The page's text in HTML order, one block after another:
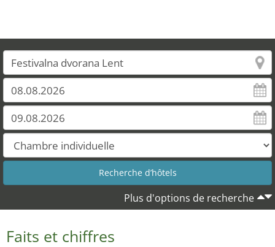
Plus d'options de recherche
Faits et chiffres